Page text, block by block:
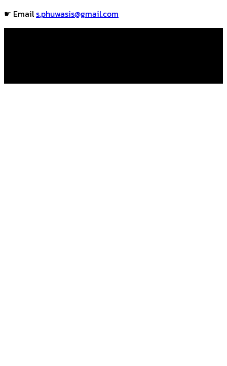
☛ Emails.phuwasis@gmail.com